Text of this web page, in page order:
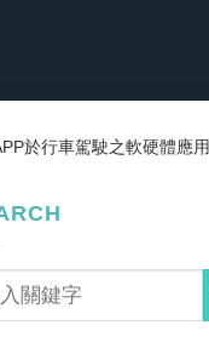
於行車駕駛之軟硬體應用